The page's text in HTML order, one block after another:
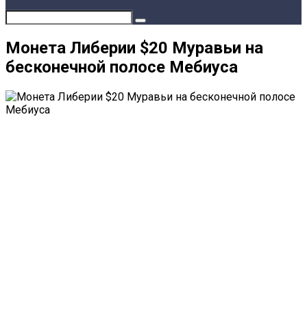
Монета Либерии $20 Муравьи на
бесконечной полосе Мебиуса